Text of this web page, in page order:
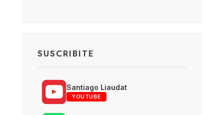
SUSCRIBITE
Santiago Liaudat
YOUTUBE